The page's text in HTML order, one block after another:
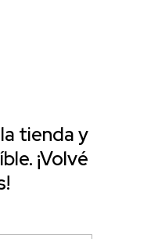
tienda y
¡Volvé